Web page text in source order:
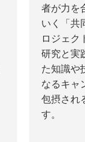
者が力を
いく「共
ロジェク
研究と実
た知識や
なるキャ
包摂され
す